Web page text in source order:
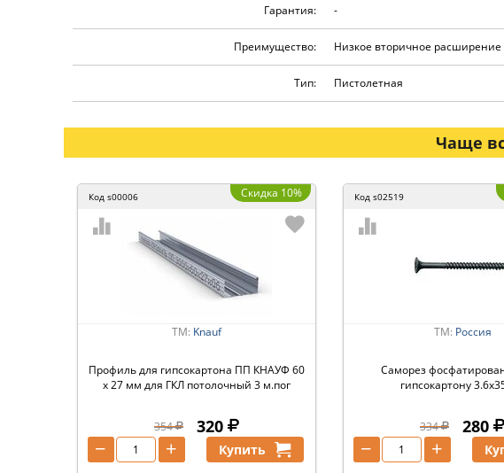
Гарантия: -
Преимущество: Низкое вторичное расширение
Тип: Пистолетная
Чаще
Код s00006 Скидка 10%
ТМ: Knauf
Профиль для гипсокартона ПП КНАУФ 60
х 27 мм для ГКЛ потолочный 3 м.пог
354 320
+
− Купить
Код s02519
ТМ: Россия
Саморез
гипсокартону
334 280
+
−